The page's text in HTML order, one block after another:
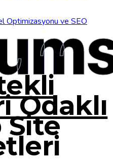
Optimizasyonu ve SEO
Odaklı
Site